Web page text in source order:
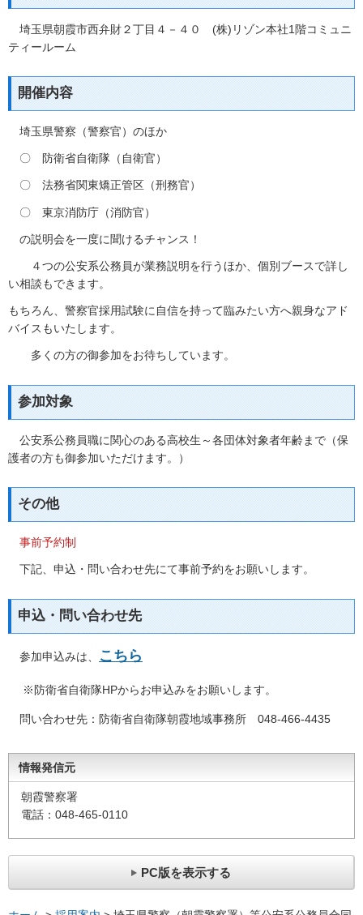
埼玉県朝霞市西弁財２丁目４－４０ (株)リゾン本社1階コミュニ
ティールーム
開催内容
埼玉県警察（警察官）のほか
〇 防衛省自衛隊（自衛官）
〇 法務省関東矯正管区（刑務官）
〇 東京消防庁（消防官）
の説明会を一度に聞けるチャンス！
４つの公安系公務員が業務説明を行うほか、個別ブースで詳し
い相談もできます。
もちろん、警察官採用試験に自信を持って臨みたい方へ親身なアド
バイスもいたします。
多くの方の御参加をお待ちしています。
参加対象
公安系公務員職に関心のある高校生～各団体対象者年齢まで（保
護者の方も御参加いただけます。）
その他
事前予約制
下記、申込・問い合わせ先にて事前予約をお願いします。
申込・問い合わせ先
参加申込みは、 こちら
※防衛省自衛隊HPからお申込みをお願いします。
問い合わせ先：防衛省自衛隊朝霞地域事務所 048-466-4435
情報発信元
朝霞警察署
電話：048-465-0110
PC版を表示する